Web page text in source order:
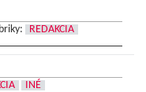
REDAKCIA
INÉ